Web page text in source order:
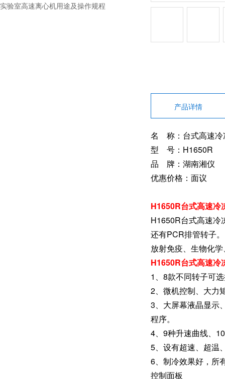
实验室高速离心机用途及操作规程
产品详情
名 称：台式高速冷
型 号：H1650R
品 牌：湖南湘仪
优惠价格：面议
H1650R台式高速冷
H1650R台式高速冷
还有PCR排管转子
放射免疫、生物化
H1650R台式高速冷
1、8款不同转子可
2、微机控制、大力
3、大屏幕液晶显示
程序。
4、9种升速曲线、
5、设有超速、超温
6、制冷效果好，所
控制面板